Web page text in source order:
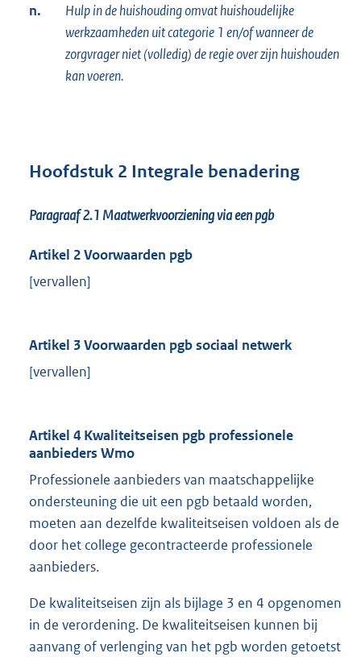
n.
Hulp in de huishouding omvat huishoudelijke
werkzaamheden uit categorie 1 en/of wanneer de
zorgvrager niet (volledig) de regie over zijn huishouden
kan voeren.
Hoofdstuk 2 Integrale benadering
Paragraaf 2.1Maatwerkvoorziening via een pgb
Artikel 2 Voorwaarden pgb
[vervallen]
Artikel 3 Voorwaarden pgb sociaal netwerk
[vervallen]
Artikel 4 Kwaliteitseisen pgb professionele
aanbieders Wmo
Professionele aanbieders van maatschappelijke
ondersteuning die uit een pgb betaald worden,
moeten aan dezelfde kwaliteitseisen voldoen als de
door het college gecontracteerde professionele
aanbieders.
De kwaliteitseisen zijn als bijlage 3 en 4 opgenomen
in de verordening. De kwaliteitseisen kunnen bij
aanvang of verlenging van het pgb worden getoetst